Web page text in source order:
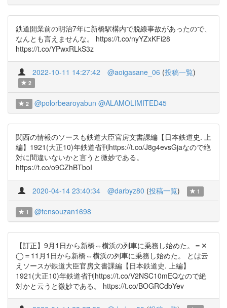
鉄道開業前の明治7年に新橋駅構内で脱線事故があったので、
なんとも言えませんな。 https://t.co/nyYZxKFi28
https://t.co/YPwxRLkS3z
2022-10-11 14:27:42 @aoigasane_06 (投稿一覧)
2
2 @polorbearoyabun @ALAMOLIMITED45
関西の情報のソースも鉄道大臣官房文書課編【日本鉄道史. 上
編】1921(大正10)年鉄道省刊https://t.co/J8g4evsGjaなので絶
対に間違いないかと言うと微妙である。
https://t.co/o9CZhBTboI
2020-04-14 23:40:34 @darbyz80 (投稿一覧) 1
1 @tensouzan1698
【訂正】9月1日から新橋⇔横浜の列車に乗務し始めた。＝✕
◯＝11月1日から新橋⇔横浜の列車に乗務し始めた。 とは云
えソースが鉄道大臣官房文書課編【日本鉄道史. 上編】
1921(大正10)年鉄道省刊https://t.co/V2NSC10mEQなので絶
対かと云うと微妙である。 https://t.co/BOGRCdbYev